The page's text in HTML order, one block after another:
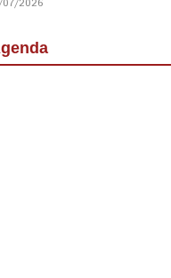
2026